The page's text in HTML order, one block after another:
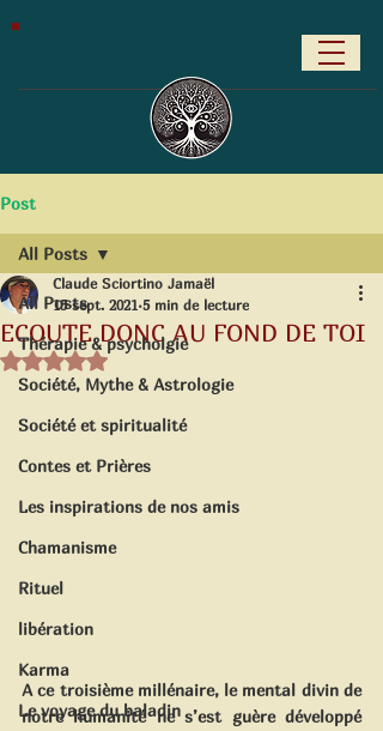
Post
All Posts
Thérapie & psycholgie
Société, Mythe & Astrologie
Société et spiritualité
Contes et Prières
Les inspirations de nos amis
Chamanisme
Rituel
libération
Karma
Le voyage du baladin
All Posts
ECOUTE DONC AU FOND DE TOI
Claude Sciortino Jamaël
15 sept. 2021 5 min de lecture
Noté NaN étoiles sur 5.
A ce troisième millénaire, le mental divin de
notre humanité ne s’est guère développé